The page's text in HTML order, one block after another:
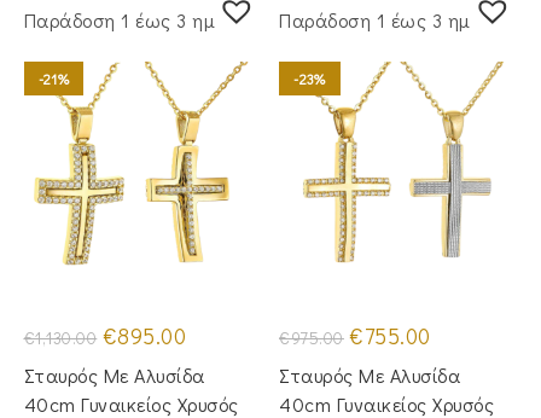
Παράδoση 1 έως 3 ημέρες
-21%
€1,130.00 Original
price
was:
€1,130.00.
€895.00
τιμή
είναι:
€895.00.
Σταυρός Mε Aλυσίδα
40cm Γυναικείος Χρυσός
Παράδoση 1 έως 3 ημέρες
-23%
€975.00 Original
price
was:
€975.00.
€755.00
τιμή
είναι:
€755.00.
Σταυρός Με Αλυσίδα
40cm Γυναικείος Χρυσός